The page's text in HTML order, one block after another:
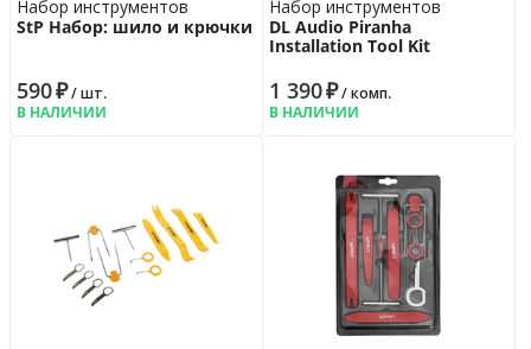
Набор инструментов
StP Набор: шило и крючки
590₽/ шт.
В НАЛИЧИИ
Набор инструментов
DL Audio Piranha
Installation Tool Kit
1 390₽/ комп.
В НАЛИЧИИ